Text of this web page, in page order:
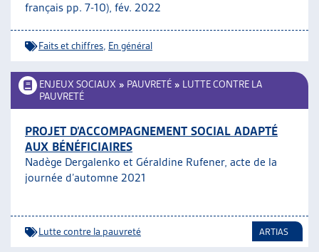
français pp. 7-10), fév. 2022
Faits et chiffres En général
ENJEUX SOCIAUX » PAUVRETÉ » LUTTE CONTRE LA
PAUVRETÉ
PROJET D’ACCOMPAGNEMENT SOCIAL ADAPTÉ
AUX BÉNÉFICIAIRES
Nadège Dergalenko et Géraldine Rufener, acte de la
journée d’automne 2021
Lutte contre la pauvreté ARTIAS